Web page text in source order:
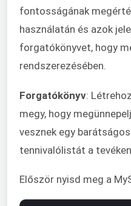
fontosságának
használatán és azok
forgatókönyvet, hogy
rendszerezésében.
Forgatókönyv:
megy, hogy
vesznek egy
tennivalólistát a
Először nyisd meg a